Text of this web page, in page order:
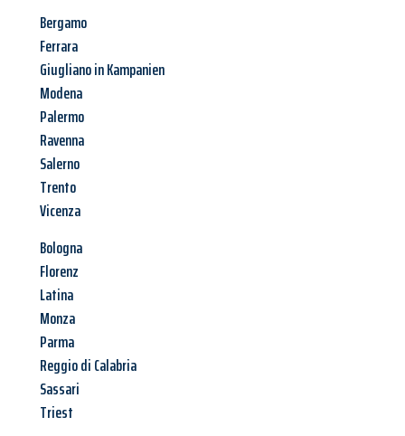
Bergamo
Ferrara
Giugliano in Kampanien
Modena
Palermo
Ravenna
Salerno
Trento
Vicenza
Bologna
Florenz
Latina
Monza
Parma
Reggio di Calabria
Sassari
Triest